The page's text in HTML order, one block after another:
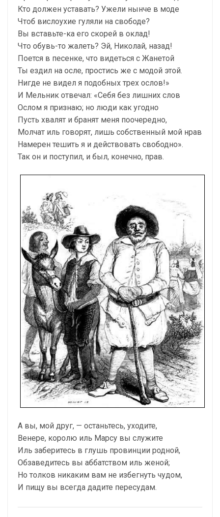
Кто должен уставать? Ужели нынче в моде
Чтоб вислоухие гуляли на свободе?
Вы вставьте-ка его скорей в оклад!
Что обувь-то жалеть? Эй, Николай, назад!
Поется в песенке, что видеться с Жанетой
Ты ездил на осле, простись же с модой этой.
Нигде не видел я подобных трех ослов!»
И Мельник отвечал: «Себя без лишних слов
Ослом я признаю; но люди как угодно
Пусть хвалят и бранят меня поочередно,
Молчат иль говорят, лишь собственный мой нрав
Намерен тешить я и действовать свободно».
Так он и поступил, и был, конечно, прав.
А вы, мой друг, — останьтесь, уходите,
Венере, королю иль Марсу вы служите
Иль заберитесь в глушь провинции родной,
Обзаведитесь вы аббатством иль женой;
Но толков никаким вам не избегнуть чудом,
И пищу вы всегда дадите пересудам.